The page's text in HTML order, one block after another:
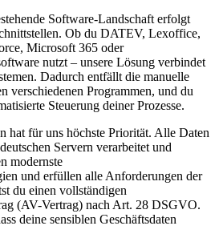
Software-Landschaft erfolgt
Ob du DATEV, Lexoffice,
Microsoft 365 oder
nutzt – unsere Lösung verbindet
Dadurch entfällt die manuelle
verschiedenen Programmen, und du
Steuerung deiner Prozesse.
hat für uns höchste Priorität. Alle Daten
Servern verarbeitet und
modernste
und erfüllen alle Anforderungen der
du einen vollständigen
(AV-Vertrag) nach Art. 28 DSGVO.
deine sensiblen Geschäftsdaten